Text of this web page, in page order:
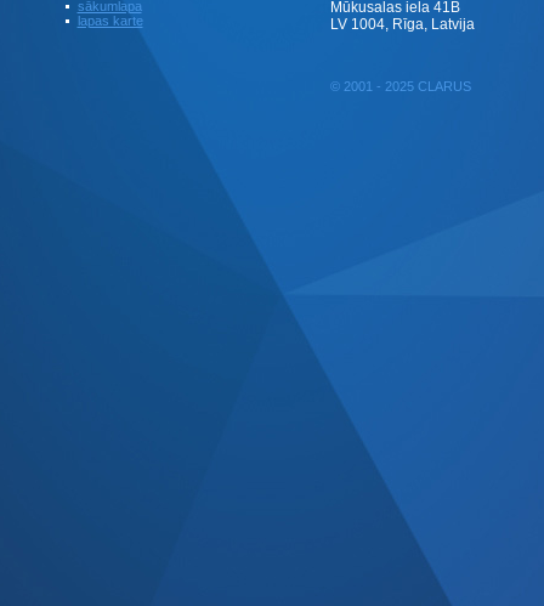
sākumlapa
lapas karte
Mūkusalas iela 41B
LV 1004, Rīga, Latvija
© 2001 - 2025 CLARUS